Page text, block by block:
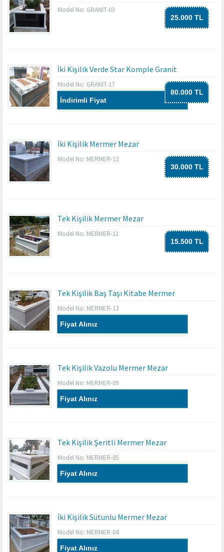
Model No: GRANİT-03
25.000 TL
İki Kişilik Verde Star Komple Granit
Model No: GRANİT-17
İndirimli Fiyat
80.000 TL
İki Kişilik Mermer Mezar
Model No: MERMER-12
30.000 TL
Tek Kişilik Mermer Mezar
Model No: MERMER-11
15.500 TL
Tek Kişilik Baş Taşı Kitabe Mermer
Model No: MERMER-13
Fiyat Alınız
Tek Kişilik Vazolu Mermer Mezar
Model No: MERMER-09
Fiyat Alınız
Tek Kişilik Şeritli Mermer Mezar
Model No: MERMER-05
Fiyat Alınız
İki Kişilik Sütunlu Mermer Mezar
Model No: MERMER-04
Fiyat Alınız